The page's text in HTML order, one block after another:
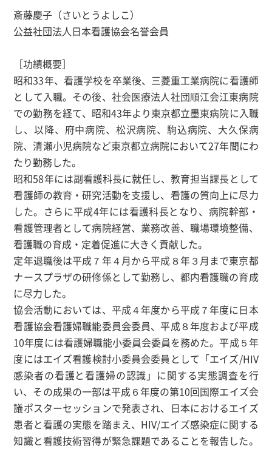
斎藤慶子（さいとうよしこ）
公益社団法人日本看護協会名誉会員
［功績概要］
昭和33年、看護学校を卒業後、三菱重工業病院に看護師
として入職。その後、社会医療法人社団順江会江東病院
での勤務を経て、昭和43年より東京都立墨東病院に入職
し、以降、府中病院、松沢病院、駒込病院、大久保病
院、清瀬小児病院など東京都立病院において27年間にわ
たり勤務した。
昭和58年には副看護科長に就任し、教育担当課長として
看護師の教育・研究活動を支援し、看護の質向上に尽力
した。さらに平成4年には看護科長となり、病院幹部・
看護管理者として病院経営、業務改善、職場環境整備、
看護職の育成・定着促進に大きく貢献した。
定年退職後は平成７年４月から平成８年３月まで東京都
ナースプラザの研修係として勤務し、都内看護職の育成
に尽力した。
協会活動においては、平成４年度から平成７年度に日本
看護協会看護婦職能委員会委員、平成８年度および平成
10年度には看護婦職能小委員会委員を務めた。平成５年
度にはエイズ看護検討小委員会委員として「エイズ/HIV
感染者の看護と看護婦の認識」に関する実態調査を行
い、その成果の一部は平成６年度の第10回国際エイズ会
議ポスターセッションで発表され、日本におけるエイズ
患者と看護の実態を踏まえ、HIV/エイズ感染症に関する
知識と看護技術習得が緊急課題であることを報告した。